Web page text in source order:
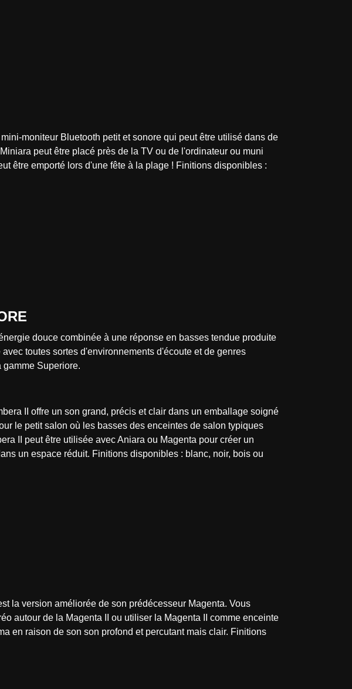
moniteur Bluetooth petit et sonore qui peut être utilisé dans de
peut être placé près de la TV ou de l'ordinateur ou muni
être emporté lors d'une fête à la plage ! Finitions disponibles :
douce combinée à une réponse en basses tendue produite
toutes sortes d'environnements d'écoute et de genres
Superiore.
II offre un son grand, précis et clair dans un emballage soigné
le petit salon où les basses des enceintes de salon typiques
II peut être utilisée avec Aniara ou Magenta pour créer un
un espace réduit. Finitions disponibles : blanc, noir, bois ou
la version améliorée de son prédécesseur Magenta. Vous
autour de la Magenta II ou utiliser la Magenta II comme enceinte
en raison de son son profond et percutant mais clair. Finitions